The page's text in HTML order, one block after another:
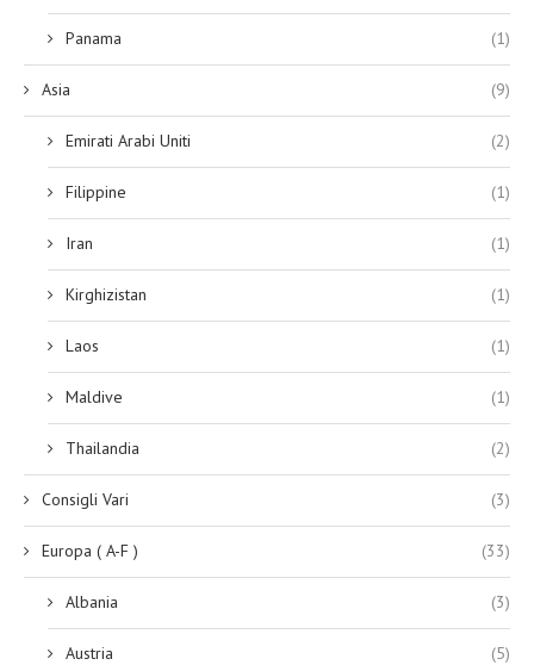
Panama (1)
Asia (9)
Emirati Arabi Uniti (2)
Filippine (1)
Iran (1)
Kirghizistan (1)
Laos (1)
Maldive (1)
Thailandia (2)
Consigli Vari (3)
Europa ( A-F ) (33)
Albania (3)
Austria (5)